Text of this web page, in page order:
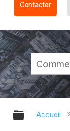
Contacter
Accueil